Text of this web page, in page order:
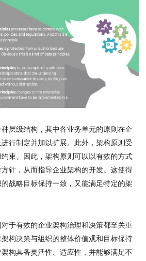
层级结构，其中各业务单元的原则在企
行制定并加以扩展。此外，架构原则受
束。因此，架构原则可以以有效的方式
针，从而指导企业架构的开发。这使得
战略目标保持一致，又能满足特定的架
于有效的企业架构治理和决策都至关重
构决策与组织的整体价值观和目标保持
构具备灵活性、适应性，并能够满足不